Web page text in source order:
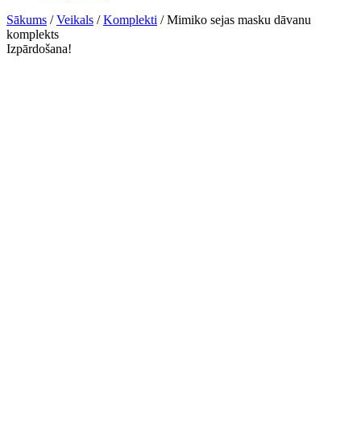
Sākums /Veikals /Komplekti / Mimiko sejas masku dāvanu
komplekts
Izpārdošana!